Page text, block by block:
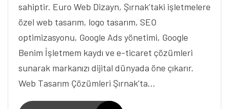
sahiptir. Euro Web Dizayn, Şırnak’taki işletmelere
özel web tasarım, logo tasarım, SEO
optimizasyonu, Google Ads yönetimi, Google
Benim İşletmem kaydı ve e-ticaret çözümleri
sunarak markanızı dijital dünyada öne çıkarır.
Web Tasarım Çözümleri Şırnak’ta…